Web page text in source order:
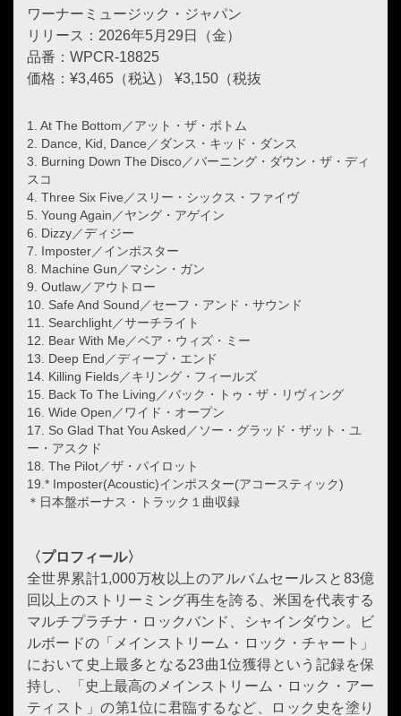
ワーナーミュージック・ジャパン
リリース：2026年5月29日（金）
品番：WPCR-18825
価格：¥3,465（税込） ¥3,150（税抜
1. At The Bottom／アット・ザ・ボトム
2. Dance, Kid, Dance／ダンス・キッド・ダンス
3. Burning Down The Disco／バーニング・ダウン・ザ・ディ
スコ
4. Three Six Five／スリー・シックス・ファイヴ
5. Young Again／ヤング・アゲイン
6. Dizzy／ディジー
7. Imposter／インポスター
8. Machine Gun／マシン・ガン
9. Outlaw／アウトロー
10. Safe And Sound／セーフ・アンド・サウンド
11. Searchlight／サーチライト
12. Bear With Me／ベア・ウィズ・ミー
13. Deep End／ディープ・エンド
14. Killing Fields／キリング・フィールズ
15. Back To The Living／バック・トゥ・ザ・リヴィング
16. Wide Open／ワイド・オープン
17. So Glad That You Asked／ソー・グラッド・ザット・ユ
ー・アスクド
18. The Pilot／ザ・パイロット
19.* Imposter(Acoustic)インポスター(アコースティック)
＊日本盤ボーナス・トラック１曲収録
〈プロフィール〉
全世界累計1,000万枚以上のアルバムセールスと83億
回以上のストリーミング再生を誇る、米国を代表する
マルチプラチナ・ロックバンド、シャインダウン。ビ
ルボードの「メインストリーム・ロック・チャート」
において史上最多となる23曲1位獲得という記録を保
持し、「史上最高のメインストリーム・ロック・アー
ティスト」の第1位に君臨するなど、ロック史を塗り